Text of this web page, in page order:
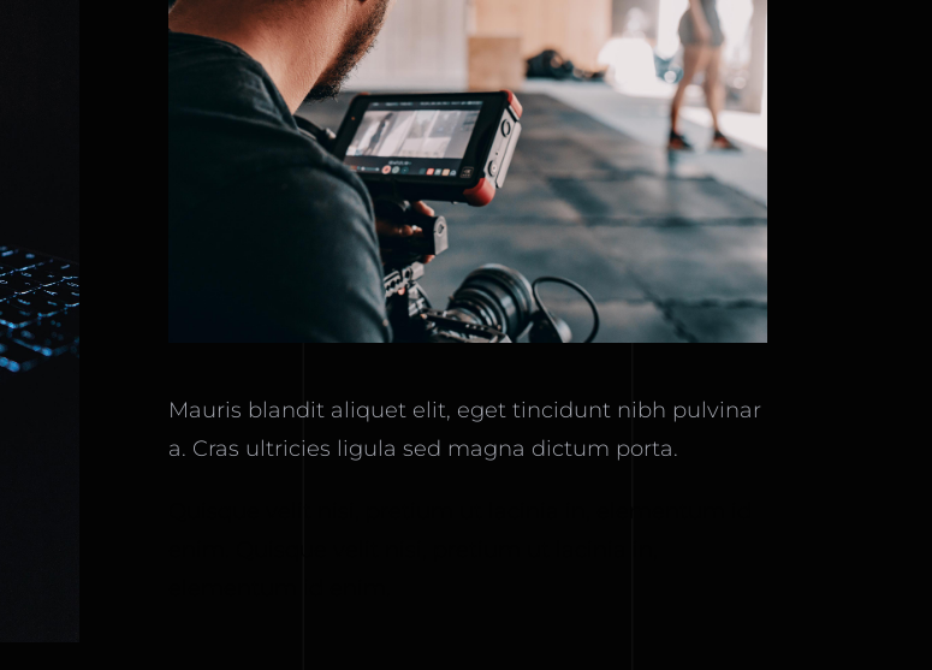
Mauris blandit aliquet elit, eget tincidunt nibh pulvinar
a. Cras ultricies ligula sed magna dictum porta.